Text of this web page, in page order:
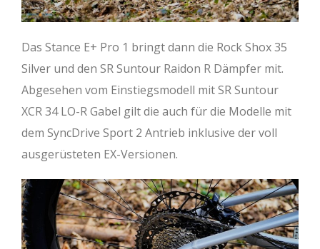
Das Stance E+ Pro 1 bringt dann die Rock Shox 35
Silver und den SR Suntour Raidon R Dämpfer mit.
Abgesehen vom Einstiegsmodell mit SR Suntour
XCR 34 LO-R Gabel gilt die auch für die Modelle mit
dem SyncDrive Sport 2 Antrieb inklusive der voll
ausgerüsteten EX-Versionen.